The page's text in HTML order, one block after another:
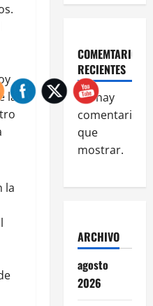
la
la
COMEMTARIOS
RECIENTES
No hay
comentarios
que
mostrar.
ARCHIVO
agosto
2026